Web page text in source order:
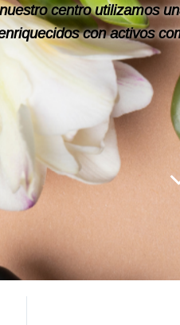
centro utilizamos
con activos